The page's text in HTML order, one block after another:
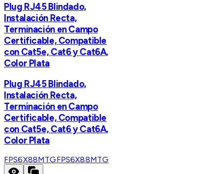
Plug RJ45 Blindado,
Instalación Recta,
Terminación en Campo
Certificable, Compatible
con Cat5e, Cat6 y Cat6A,
Color Plata
Plug RJ45 Blindado,
Instalación Recta,
Terminación en Campo
Certificable, Compatible
con Cat5e, Cat6 y Cat6A,
Color Plata
FPS6X88MTGFPS6X88MTG